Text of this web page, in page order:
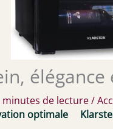
minutes de lecture/
optimale